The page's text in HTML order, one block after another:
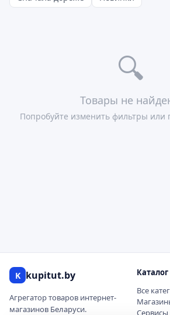
🔍
Товары не
Попробуйте изменить фильтры или
K kupitut.by
Агрегатор товаров интернет-
магазинов Беларуси.
Каталог
Все
Сервисы